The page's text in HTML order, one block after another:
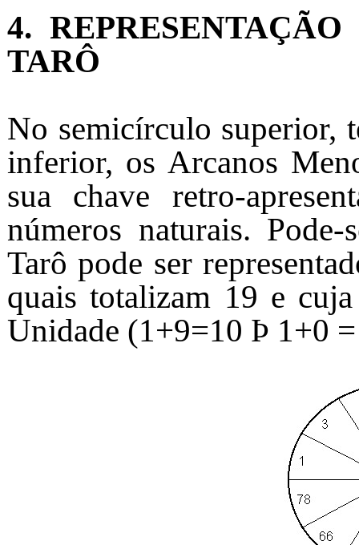
4.
TARÔ
No semicírculo superior,
inferior, os Arcanos
sua chave retro-
números naturais.
Tarô pode ser
quais totalizam 19 e
Unidade (1+9=10 Þ 1+0